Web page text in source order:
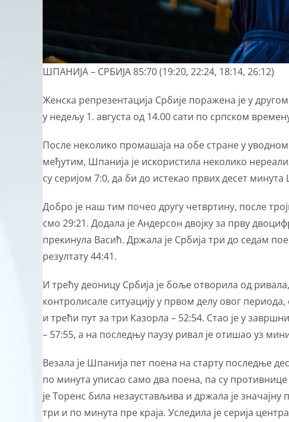
ШПАНИЈА – СРБИЈА 85:70 (19:20, 22:24, 18:14, 26:12)
Женска репрезентација Србије поражена је у
у недељу 1. августа од 14.00 сати по српском
После неколико промашаја на обе стране у
међутим, Шпанија је искористила неколико
су серијом 7:0, да би до истекао првих десет
Добро је наш тим почео другу четвртину, после
смо 29:21. Додала је Андерсон двојку за прву
прекинула Васић. Држала је Србија три до седам
резултату 44:41.
И трећу деоницу Србија је боље отворила од
контролисале ситуацију у првом делу овог
и трећи пут за три Казорла – 52:54. Стао је у
– 57:55, а на последњу паузу ривал је отишао уз
Везала је Шпанија пет поена на старту последње
по минута уписао само два поена, па су
је Торенс била незаустављива и држала је
три и по минута пре краја. Уследила је серија